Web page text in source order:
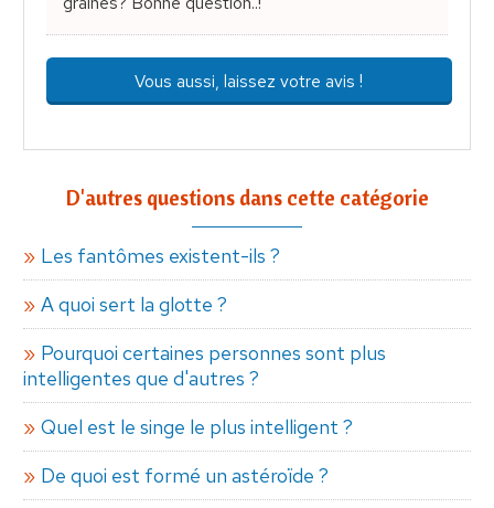
Vous aussi, laissez votre avis !
D'autres questions dans cette catégorie
Les fantômes existent-ils ?
A quoi sert la glotte ?
Pourquoi certaines personnes sont plus
intelligentes que d'autres ?
Quel est le singe le plus intelligent ?
De quoi est formé un astéroïde ?